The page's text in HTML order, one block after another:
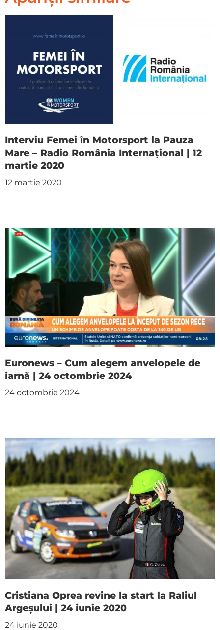
Interviu Femei în Motorsport la Pauza
Mare – Radio România Internațional | 12
martie 2020
12 martie 2020
Euronews – Cum alegem anvelopele de
iarnă | 24 octombrie 2024
24 octombrie 2024
Cristiana Oprea revine la start la Raliul
Argeșului | 24 iunie 2020
24 iunie 2020